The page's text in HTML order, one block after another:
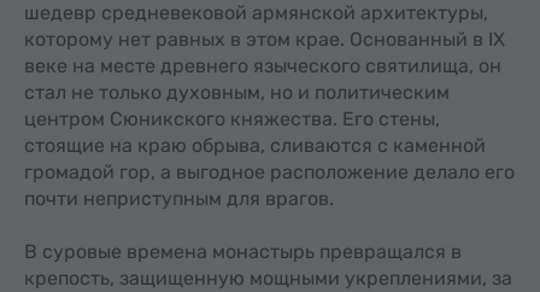
шедевр средневековой армянской архитектуры,
которому нет равных в этом крае. Основанный в IX
веке на месте древнего языческого святилища, он
стал не только духовным, но и политическим
центром Сюникского княжества. Его стены,
стоящие на краю обрыва, сливаются с каменной
громадой гор, а выгодное расположение делало его
почти неприступным для врагов.
В суровые времена монастырь превращался в
крепость, защищенную мощными укреплениями, за